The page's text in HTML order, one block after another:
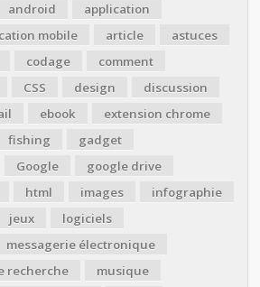
android
application
mobile article
astuces
codage
comment
CSS design
discussion
ebook
extension chrome
fishing
gadget
Google
google drive
html images
infographie
jeux
logiciels
messagerie électronique
recherche
musique